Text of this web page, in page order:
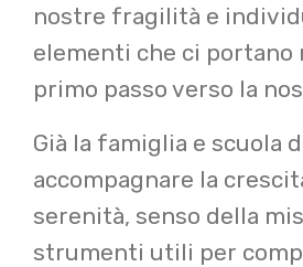
nostre fragilità e
elementi che ci portano
primo passo verso la
Già la famiglia e scuola
accompagnare la
serenità, senso della
strumenti utili per